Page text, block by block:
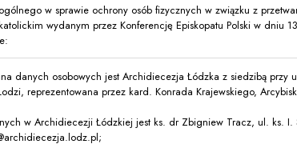
w sprawie ochrony osób fizycznych w związku z
wydanym przez Konferencję Episkopatu Polski w dniu
danych osobowych jest Archidiecezja Łódzka z siedzibą przy
reprezentowana przez kard. Konrada Krajewskiego,
w Archidiecezji Łódzkiej jest ks. dr Zbigniew Tracz, ul. ks. I.